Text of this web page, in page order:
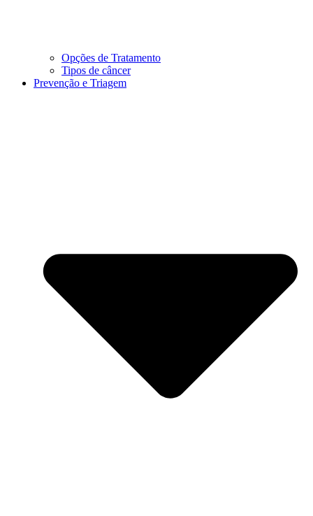
Opções de Tratamento
Tipos de câncer
Prevenção e Triagem